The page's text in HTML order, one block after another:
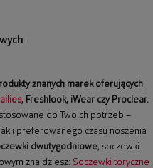
znanych marek oferujących
, Freshlook, iWear czy Proclear.
do Twoich potrzeb –
i preferowanego czasu noszenia
dwutygodniowe, soczewki
znajdziesz: Soczewki toryczne